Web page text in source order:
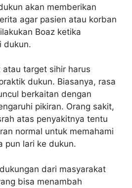
akan memberikan
agar pasien atau korban
Boaz ketika
dukun.
atau target sihir harus
dukun. Biasanya, rasa
berkaitan dengan
pikiran. Orang sakit,
atas penyakitnya tentu
normal untuk memahami
pun lari ke dukun.
dari masyarakat
bisa menambah